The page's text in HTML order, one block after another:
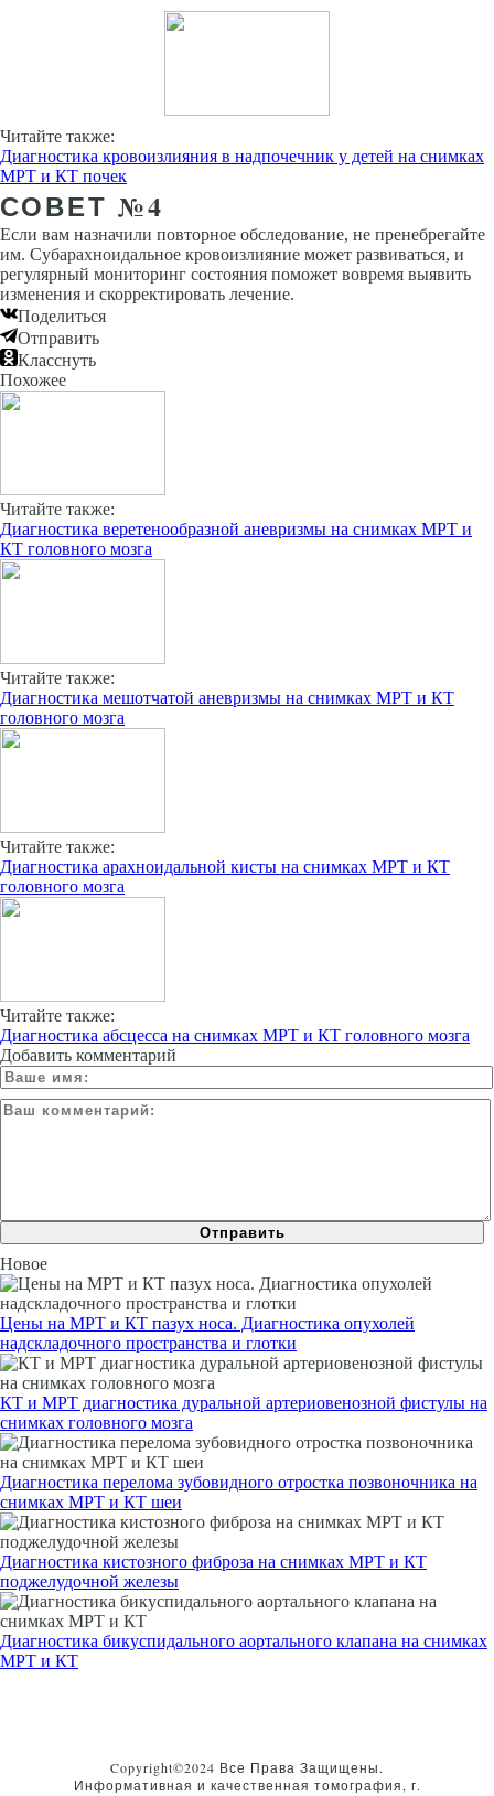
Читайте также:
Диагностика кровоизлияния в надпочечник у детей на снимках
МРТ и КТ почек
СОВЕТ №4
Если вам назначили повторное обследование, не пренебрегайте
им. Субарахноидальное кровоизлияние может развиваться, и
регулярный мониторинг состояния поможет вовремя выявить
изменения и скорректировать лечение.
Поделиться
Отправить
Класснуть
Похожее
Читайте также:
Диагностика веретенообразной аневризмы на снимках МРТ и
КТ головного мозга
Читайте также:
Диагностика мешотчатой аневризмы на снимках МРТ и КТ
головного мозга
Читайте также:
Диагностика арахноидальной кисты на снимках МРТ и КТ
головного мозга
Читайте также:
Диагностика абсцесса на снимках МРТ и КТ головного мозга
Добавить комментарий
Новое
Цены на МРТ и КТ пазух носа. Диагностика опухолей
надскладочного пространства и глотки
КТ и МРТ диагностика дуральной артериовенозной фистулы на
снимках головного мозга
Диагностика перелома зубовидного отростка позвоночника на
снимках МРТ и КТ шеи
Диагностика кистозного фиброза на снимках МРТ и КТ
поджелудочной железы
Диагностика бикуспидального аортального клапана на снимках
МРТ и КТ
Copyright©2024 Все Права Защищены.
Информативная и качественная томография, г.